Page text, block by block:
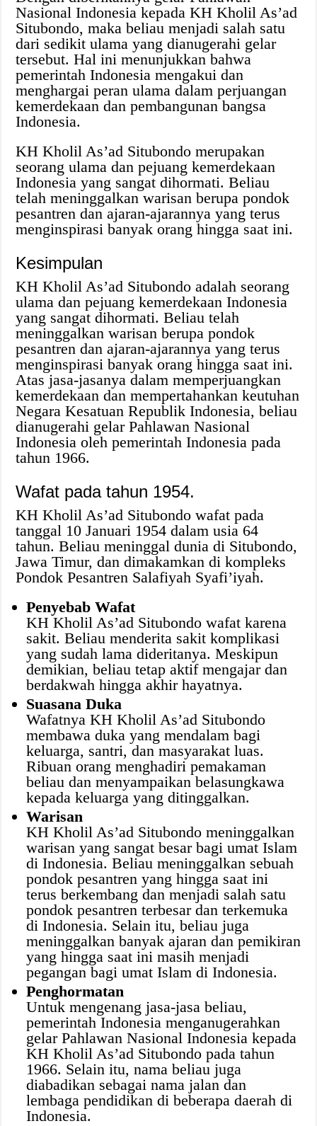
Nasional Indonesia kepada KH Kholil As’ad
Situbondo, maka beliau menjadi salah satu
dari sedikit ulama yang dianugerahi gelar
tersebut. Hal ini menunjukkan bahwa
pemerintah Indonesia mengakui dan
menghargai peran ulama dalam perjuangan
kemerdekaan dan pembangunan bangsa
Indonesia.
KH Kholil As’ad Situbondo merupakan
seorang ulama dan pejuang kemerdekaan
Indonesia yang sangat dihormati. Beliau
telah meninggalkan warisan berupa pondok
pesantren dan ajaran-ajarannya yang terus
menginspirasi banyak orang hingga saat ini.
Kesimpulan
KH Kholil As’ad Situbondo adalah seorang
ulama dan pejuang kemerdekaan Indonesia
yang sangat dihormati. Beliau telah
meninggalkan warisan berupa pondok
pesantren dan ajaran-ajarannya yang terus
menginspirasi banyak orang hingga saat ini.
Atas jasa-jasanya dalam memperjuangkan
kemerdekaan dan mempertahankan keutuhan
Negara Kesatuan Republik Indonesia, beliau
dianugerahi gelar Pahlawan Nasional
Indonesia oleh pemerintah Indonesia pada
tahun 1966.
Wafat pada tahun 1954.
KH Kholil As’ad Situbondo wafat pada
tanggal 10 Januari 1954 dalam usia 64
tahun. Beliau meninggal dunia di Situbondo,
Jawa Timur, dan dimakamkan di kompleks
Pondok Pesantren Salafiyah Syafi’iyah.
Penyebab Wafat
KH Kholil As’ad Situbondo wafat karena
sakit. Beliau menderita sakit komplikasi
yang sudah lama dideritanya. Meskipun
demikian, beliau tetap aktif mengajar dan
berdakwah hingga akhir hayatnya.
Suasana Duka
Wafatnya KH Kholil As’ad Situbondo
membawa duka yang mendalam bagi
keluarga, santri, dan masyarakat luas.
Ribuan orang menghadiri pemakaman
beliau dan menyampaikan belasungkawa
kepada keluarga yang ditinggalkan.
Warisan
KH Kholil As’ad Situbondo meninggalkan
warisan yang sangat besar bagi umat Islam
di Indonesia. Beliau meninggalkan sebuah
pondok pesantren yang hingga saat ini
terus berkembang dan menjadi salah satu
pondok pesantren terbesar dan terkemuka
di Indonesia. Selain itu, beliau juga
meninggalkan banyak ajaran dan pemikiran
yang hingga saat ini masih menjadi
pegangan bagi umat Islam di Indonesia.
Penghormatan
Untuk mengenang jasa-jasa beliau,
pemerintah Indonesia menganugerahkan
gelar Pahlawan Nasional Indonesia kepada
KH Kholil As’ad Situbondo pada tahun
1966. Selain itu, nama beliau juga
diabadikan sebagai nama jalan dan
lembaga pendidikan di beberapa daerah di
Indonesia.